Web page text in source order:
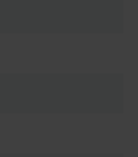
kussen, kleur licht grijs